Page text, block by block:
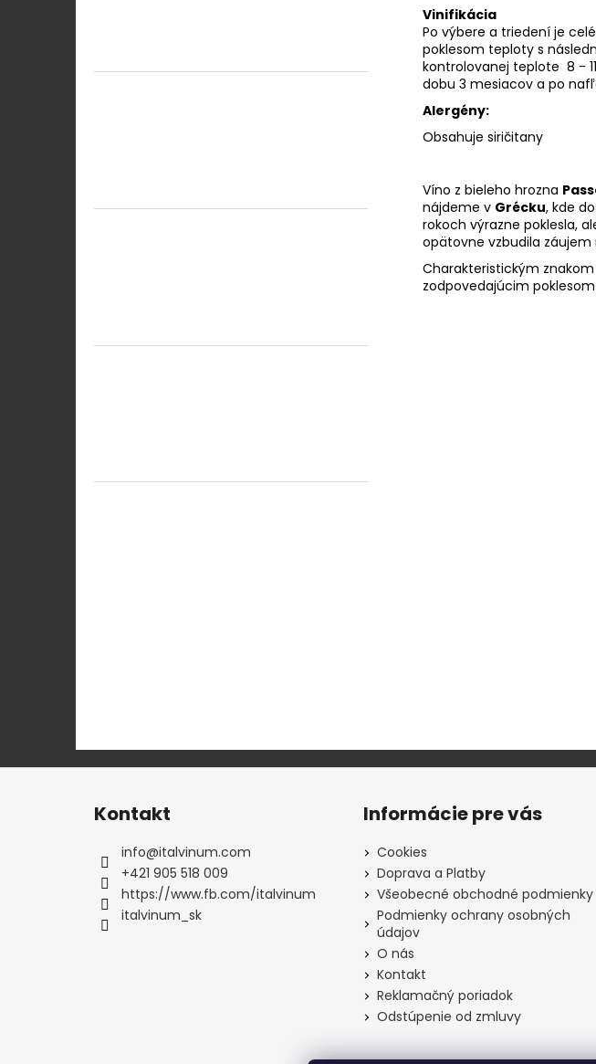
Vinifikácia
Po výbere a triedení je
poklesom teploty s
kontrolovanej teplote 8 -
dobu 3 mesiacov a po
Alergény:
Obsahuje siričitany
Víno z bieleho hrozna
nájdeme v Grécku, kde
rokoch výrazne poklesla,
opätovne vzbudila
Charakteristickým
zodpovedajúcim
Kontakt
info@italvinum.com
+421 905 518 009
https://www.fb.com/italvinum
italvinum_sk
Informácie pre vás
Cookies
Doprava a Platby
Všeobecné obchodné podmienky
Podmienky ochrany osobných
údajov
O nás
Kontakt
Reklamačný poriadok
Odstúpenie od zmluvy